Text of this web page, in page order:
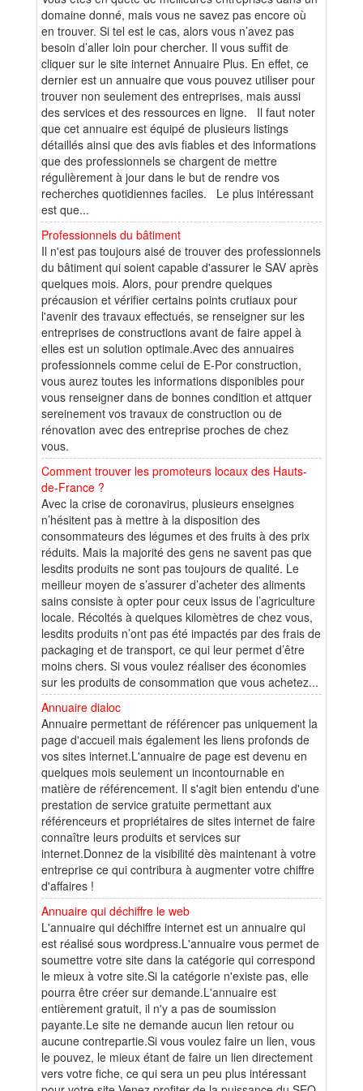
domaine donné, mais vous ne savez pas encore où
en trouver. Si tel est le cas, alors vous n’avez pas
besoin d’aller loin pour chercher. Il vous suffit de
cliquer sur le site internet Annuaire Plus. En effet, ce
dernier est un annuaire que vous pouvez utiliser pour
trouver non seulement des entreprises, mais aussi
des services et des ressources en ligne. Il faut noter
que cet annuaire est équipé de plusieurs listings
détaillés ainsi que des avis fiables et des informations
que des professionnels se chargent de mettre
régulièrement à jour dans le but de rendre vos
recherches quotidiennes faciles. Le plus intéressant
est que...
Professionnels du bâtiment
Il n'est pas toujours aisé de trouver des professionnels
du bâtiment qui soient capable d'assurer le SAV après
quelques mois. Alors, pour prendre quelques
précausion et vérifier certains points crutiaux pour
l'avenir des travaux effectués, se renseigner sur les
entreprises de constructions avant de faire appel à
elles est un solution optimale.Avec des annuaires
professionnels comme celui de E-Por construction,
vous aurez toutes les informations disponibles pour
vous renseigner dans de bonnes condition et attquer
sereinement vos travaux de construction ou de
rénovation avec des entreprise proches de chez
vous.
Comment trouver les promoteurs locaux des Hauts-
de-France ?
Avec la crise de coronavirus, plusieurs enseignes
n’hésitent pas à mettre à la disposition des
consommateurs des légumes et des fruits à des prix
réduits. Mais la majorité des gens ne savent pas que
lesdits produits ne sont pas toujours de qualité. Le
meilleur moyen de s’assurer d’acheter des aliments
sains consiste à opter pour ceux issus de l’agriculture
locale. Récoltés à quelques kilomètres de chez vous,
lesdits produits n’ont pas été impactés par des frais de
packaging et de transport, ce qui leur permet d’être
moins chers. Si vous voulez réaliser des économies
sur les produits de consommation que vous achetez...
Annuaire dialoc
Annuaire permettant de référencer pas uniquement la
page d'accueil mais également les liens profonds de
vos sites internet.L'annuaire de page est devenu en
quelques mois seulement un incontournable en
matière de référencement. Il s'agit bien entendu d'une
prestation de service gratuite permettant aux
référenceurs et propriétaires de sites internet de faire
connaître leurs produits et services sur
internet.Donnez de la visibilité dès maintenant à votre
entreprise ce qui contribura à augmenter votre chiffre
d'affaires !
Annuaire qui déchiffre le web
L'annuaire qui déchiffre internet est un annuaire qui
est réalisé sous wordpress.L'annuaire vous permet de
soumettre votre site dans la catégorie qui correspond
le mieux à votre site.Si la catégorie n'existe pas, elle
pourra être créer sur demande.L'annuaire est
entièrement gratuit, il n'y a pas de soumission
payante.Le site ne demande aucun lien retour ou
aucune contrepartie.Si vous voulez faire un lien, vous
le pouvez, le mieux étant de faire un lien directement
vers votre fiche, ce qui sera un peu plus intéressant